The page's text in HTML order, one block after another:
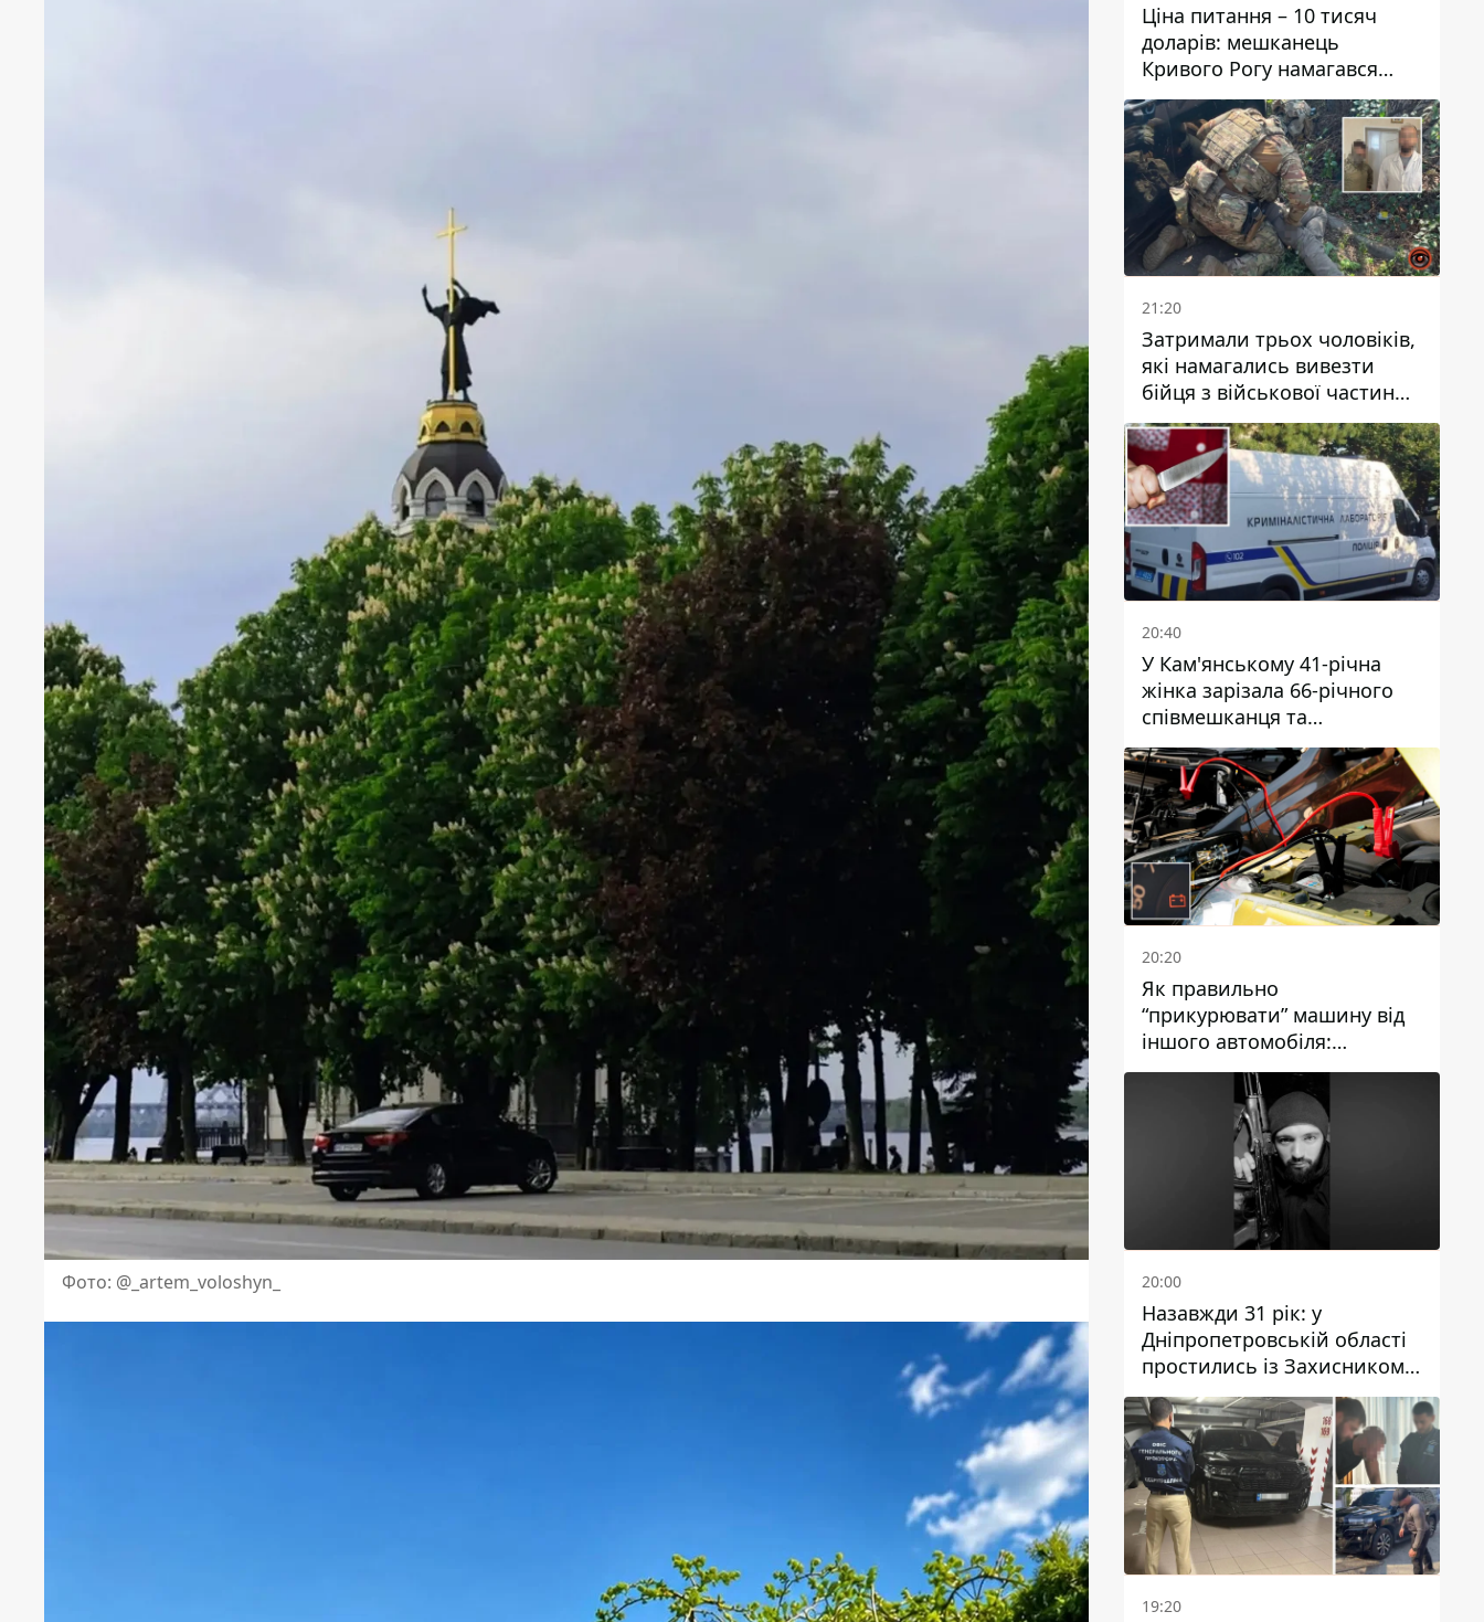
Фото: @_artem_voloshyn_
Ціна питання – 10 тисяч
доларів: мешканець
Кривого Рогу намагався
переправити чоловіка до
Словаччини
21:20
Затримали трьох чоловіків,
які намагались вивезти
бійця з військової частини
до Дніпра за 7 тисяч
доларів: серед них був лікар
20:40
У Кам'янському 41-річна
жінка зарізала 66-річного
співмешканця та
намагалась обманути
поліцейських
20:20
Як правильно
“прикурювати” машину від
іншого автомобіля:
інструкція для водіїв
20:00
Назавжди 31 рік: у
Дніпропетровській області
простились із Захисником
Олександром Рєпіним
19:20